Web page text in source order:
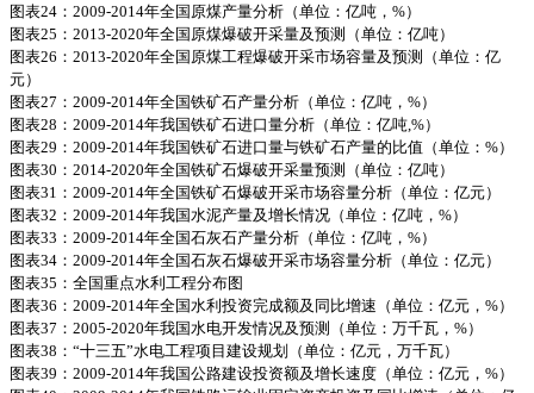
图表24：2009-2014年全国原煤产量分析（单位：亿吨，%）
图表25：2013-2020年全国原煤爆破开采量及预测（单位：亿吨）
图表26：2013-2020年全国原煤工程爆破开采市场容量及预测（单位：亿
元）
图表27：2009-2014年全国铁矿石产量分析（单位：亿吨，%）
图表28：2009-2014年我国铁矿石进口量分析（单位：亿吨,%）
图表29：2009-2014年我国铁矿石进口量与铁矿石产量的比值（单位：%）
图表30：2014-2020年全国铁矿石爆破开采量预测（单位：亿吨）
图表31：2009-2014年全国铁矿石爆破开采市场容量分析（单位：亿元）
图表32：2009-2014年我国水泥产量及增长情况（单位：亿吨，%）
图表33：2009-2014年全国石灰石产量分析（单位：亿吨，%）
图表34：2009-2014年全国石灰石爆破开采市场容量分析（单位：亿元）
图表35：全国重点水利工程分布图
图表36：2009-2014年全国水利投资完成额及同比增速（单位：亿元，%）
图表37：2005-2020年我国水电开发情况及预测（单位：万千瓦，%）
图表38：“十三五”水电工程项目建设规划（单位：亿元，万千瓦）
图表39：2009-2014年我国公路建设投资额及增长速度（单位：亿元，%）